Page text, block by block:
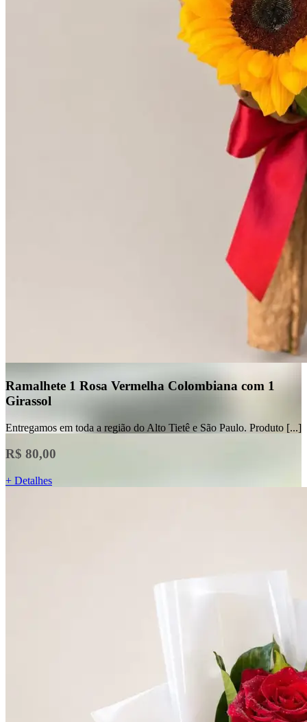
Ramalhete 1 Rosa Vermelha Colombiana com 1
Girassol
Entregamos em toda a região do Alto Tietê e São Paulo. Produto [...]
R$ 80,00
+ Detalhes